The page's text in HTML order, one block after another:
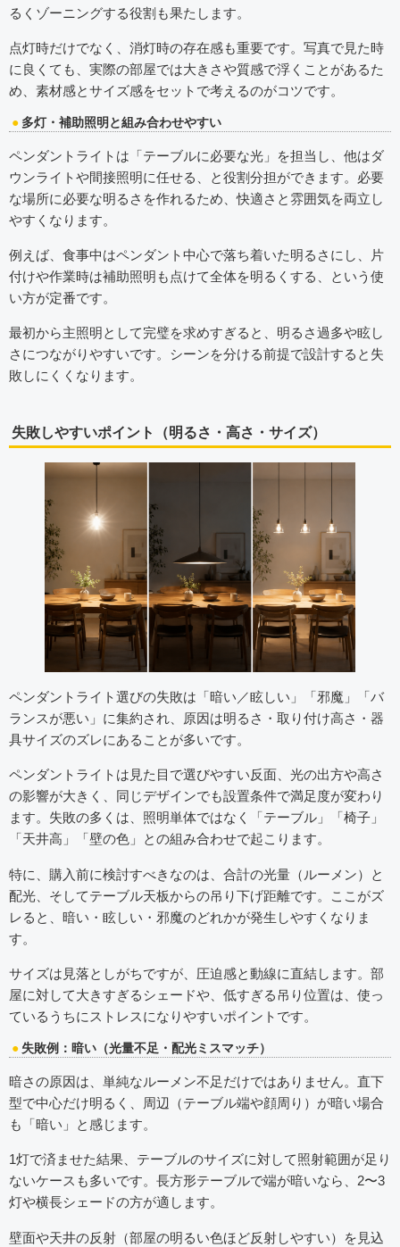
るくゾーニングする役割も果たします。
点灯時だけでなく、消灯時の存在感も重要です。写真で見た時
に良くても、実際の部屋では大きさや質感で浮くことがあるた
め、素材感とサイズ感をセットで考えるのがコツです。
多灯・補助照明と組み合わせやすい
ペンダントライトは「テーブルに必要な光」を担当し、他はダ
ウンライトや間接照明に任せる、と役割分担ができます。必要
な場所に必要な明るさを作れるため、快適さと雰囲気を両立し
やすくなります。
例えば、食事中はペンダント中心で落ち着いた明るさにし、片
付けや作業時は補助照明も点けて全体を明るくする、という使
い方が定番です。
最初から主照明として完璧を求めすぎると、明るさ過多や眩し
さにつながりやすいです。シーンを分ける前提で設計すると失
敗しにくくなります。
失敗しやすいポイント（明るさ・高さ・サイズ）
ペンダントライト選びの失敗は「暗い／眩しい」「邪魔」「バ
ランスが悪い」に集約され、原因は明るさ・取り付け高さ・器
具サイズのズレにあることが多いです。
ペンダントライトは見た目で選びやすい反面、光の出方や高さ
の影響が大きく、同じデザインでも設置条件で満足度が変わり
ます。失敗の多くは、照明単体ではなく「テーブル」「椅子」
「天井高」「壁の色」との組み合わせで起こります。
特に、購入前に検討すべきなのは、合計の光量（ルーメン）と
配光、そしてテーブル天板からの吊り下げ距離です。ここがズ
レると、暗い・眩しい・邪魔のどれかが発生しやすくなりま
す。
サイズは見落としがちですが、圧迫感と動線に直結します。部
屋に対して大きすぎるシェードや、低すぎる吊り位置は、使っ
ているうちにストレスになりやすいポイントです。
失敗例：暗い（光量不足・配光ミスマッチ）
暗さの原因は、単純なルーメン不足だけではありません。直下
型で中心だけ明るく、周辺（テーブル端や顔周り）が暗い場合
も「暗い」と感じます。
1灯で済ませた結果、テーブルのサイズに対して照射範囲が足り
ないケースも多いです。長方形テーブルで端が暗いなら、2〜3
灯や横長シェードの方が適します。
壁面や天井の反射（部屋の明るい色ほど反射しやすい）を見込